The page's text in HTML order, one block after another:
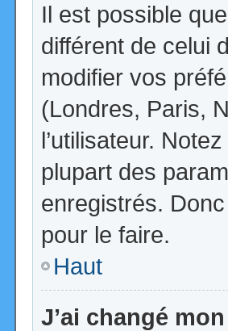
Il est possible
différent de celui
modifier vos
(Londres, Paris,
l’utilisateur.
plupart des
enregistrés.
pour le faire.
Haut
J’ai changé